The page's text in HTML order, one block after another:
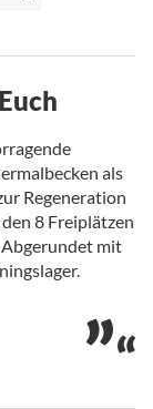
als
Regeneration
8 Freiplätzen
mit